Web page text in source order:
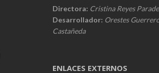
Directora: Cristina Reyes
Desarrollador: Orestes
Castañeda
ENLACES EXTERNOS